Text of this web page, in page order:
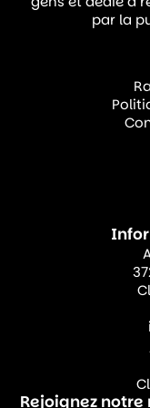
en place un
En
Attribuez
d’école
ministère
prier
En
prière
lumière
champ
par la
Rejoignez